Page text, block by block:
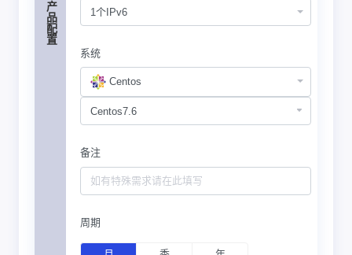
产品配置 1个IPv6
系统
Centos
备注
周期